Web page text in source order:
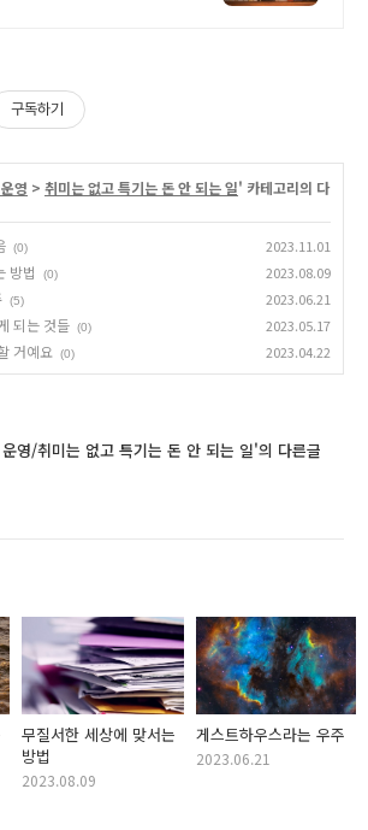
구독하기
영 > 취미는 없고 특기는 돈 안 되는 일' 카테고리의 다
(0) 2023.11.01
방법 (0) 2023.08.09
(5) 2023.06.21
되는 것들 (0) 2023.05.17
거예요 (0) 2023.04.22
영/취미는 없고 특기는 돈 안 되는 일'의 다른글
무질서한 세상에 맞서는
방법
2023.08.09
게스트하우스라는 우주
2023.06.21